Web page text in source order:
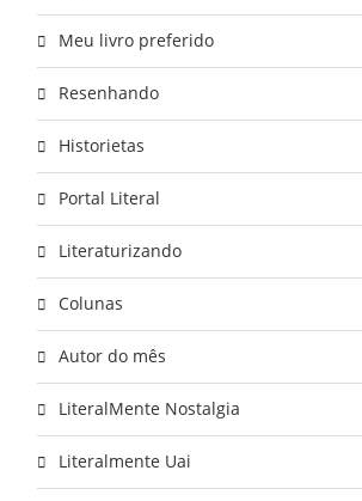
Meu livro preferido
Resenhando
Historietas
Portal Literal
Literaturizando
Colunas
Autor do mês
LiteralMente Nostalgia
Literalmente Uai